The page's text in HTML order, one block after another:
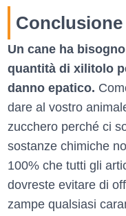
Conclusione
Un cane ha
quantità di xilitolo
danno epatico.
dare al vostro
zucchero perché ci
sostanze chimiche
100% che tutti gli
dovreste evitare di
zampe qualsiasi